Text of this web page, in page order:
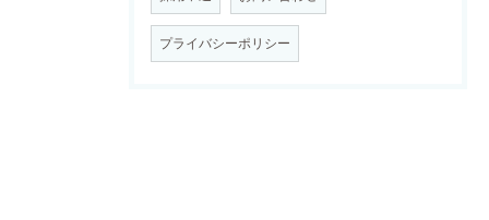
プライバシーポリシー